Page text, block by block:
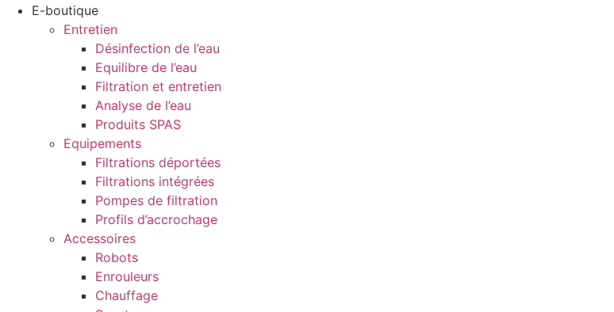
E-boutique
Entretien
Désinfection de l’eau
Equilibre de l’eau
Filtration et entretien
Analyse de l’eau
Produits SPAS
Equipements
Filtrations déportées
Filtrations intégrées
Pompes de filtration
Profils d’accrochage
Accessoires
Robots
Enrouleurs
Chauffage